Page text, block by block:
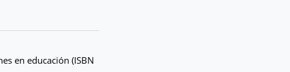
en educación (ISBN